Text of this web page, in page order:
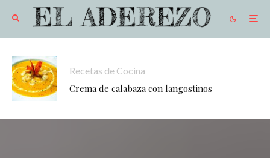
Recetas de Cocina
Crema de calabaza con langostinos